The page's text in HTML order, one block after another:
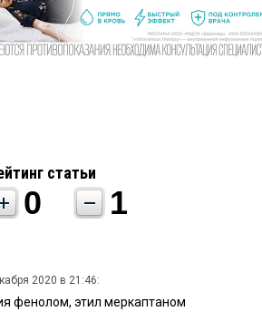
статьи
0 1
2020 в 21:46:
фенолом, этил меркаптаном